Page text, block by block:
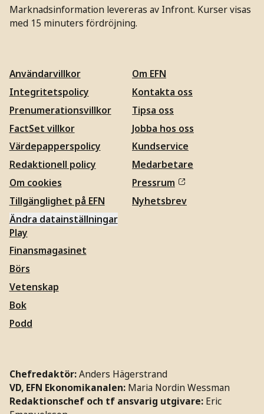
Marknadsinformation levereras av Infront. Kurser visas
med 15 minuters fördröjning.
Användarvillkor
Integritetspolicy
Prenumerationsvillkor
FactSet villkor
Värdepapperspolicy
Redaktionell policy
Om cookies
Tillgänglighet på EFN
Ändra datainställningar
Om EFN
Kontakta oss
Tipsa oss
Jobba hos oss
Kundservice
Medarbetare
Pressrum
Nyhetsbrev
Play
Finansmagasinet
Börs
Vetenskap
Bok
Podd
Chefredaktör:Anders Hägerstrand
VD, EFN Ekonomikanalen: Maria Nordin Wessman
Redaktionschef och tf ansvarig utgivare: Eric